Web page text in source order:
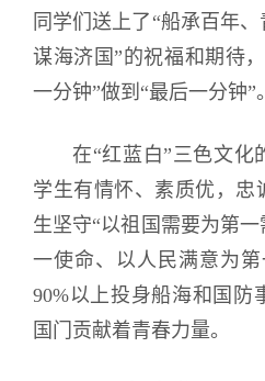
同学们送上了“船承百年、
谋海济国”的祝福和期待
一分钟”做到“最后一分钟”。
在“红蓝白”三色文化
学生有情怀、素质优，忠
生坚守“以祖国需要为第
一使命、以人民满意为第
90%以上投身船海和国防
国门贡献着青春力量。